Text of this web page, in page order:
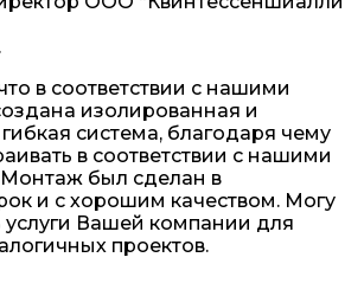
в соответствии с нашими
изолированная и
система, благодаря чему
в соответствии с нашими
был сделан в
и с хорошим качеством. Могу
услуги Вашей компании для
проектов.